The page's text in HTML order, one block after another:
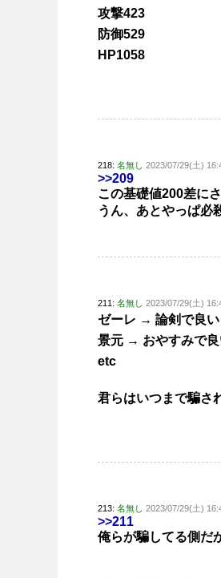
攻撃423
防御529
HP1058
218: 名無し 2023/07/29(土)
>>209
この基礎値200差に
うん、あとやっぱ必
211: 名無し 2023/07/29(土)
ゼーレ → 論剣で良
景元 → おやすみで
etc
君らはいつまで騙さ
213: 名無し 2023/07/29(土)
>>211
俺らが騙してる側だ